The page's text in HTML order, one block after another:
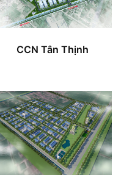
CCN Tân Thịnh